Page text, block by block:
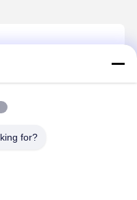
District, Shenzhen.
teraz.
for?